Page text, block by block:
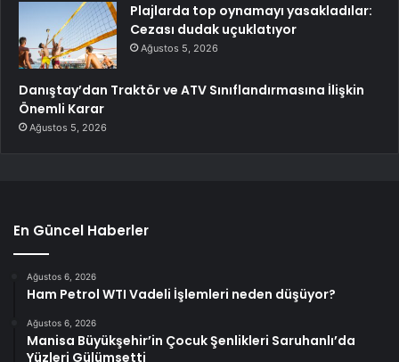
Plajlarda top oynamayı yasakladılar:
Cezası dudak uçuklatıyor
Ağustos 5, 2026
Danıştay’dan Traktör ve ATV Sınıflandırmasına İlişkin
Önemli Karar
Ağustos 5, 2026
En Güncel Haberler
Ağustos 6, 2026
Ham Petrol WTI Vadeli İşlemleri neden düşüyor?
Ağustos 6, 2026
Manisa Büyükşehir’in Çocuk Şenlikleri Saruhanlı’da
Yüzleri Gülümsetti